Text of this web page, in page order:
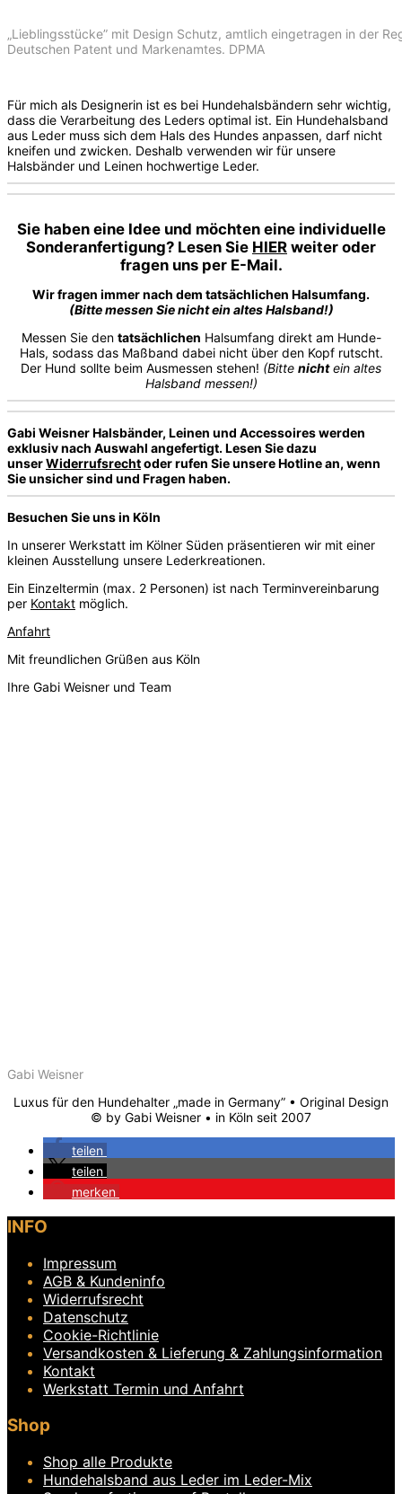
„Lieblingsstücke” mit Design Schutz, amtlich eingetragen in der
Deutschen Patent und Markenamtes. DPMA
Für mich als Designerin ist es bei Hundehalsbändern sehr wichtig,
dass die Verarbeitung des Leders optimal ist. Ein Hundehalsband
aus Leder muss sich dem Hals des Hundes anpassen, darf nicht
kneifen und zwicken. Deshalb verwenden wir für unsere
Halsbänder und Leinen hochwertige Leder.
Sie haben eine Idee und möchten eine individuelle
Sonderanfertigung? Lesen Sie HIER weiter oder
fragen uns per E-Mail.
Wir fragen immer nach dem tatsächlichen Halsumfang.
(Bittemessen Sienicht ein altes Halsband!)
Messen Sie den tatsächlichen Halsumfang direkt am Hunde-
Hals, sodass das Maßband dabei nicht über den Kopf rutscht.
Der Hund sollte beim Ausmessen stehen! (Bitte nichtein altes
Halsband messen!)
Gabi Weisner Halsbänder, Leinen und Accessoires werden
exklusiv nach Auswahl angefertigt. Lesen Sie dazu
unserWiderrufsrechtoder rufen Sie unsere Hotline an, wenn
Sie unsicher sind und Fragen haben.
Besuchen Sie uns in Köln
In unserer Werkstatt im Kölner Süden präsentieren wir mit einer
kleinen Ausstellung unsere Lederkreationen.
Ein Einzeltermin (max. 2 Personen) ist nach Terminvereinbarung
per Kontakt möglich.
Anfahrt
Mit freundlichen Grüßen aus Köln
Ihre Gabi Weisner und Team
Gabi Weisner
Luxus für den Hundehalter „made in Germany” • Original Design
© by Gabi Weisner • in Köln seit 2007
teilen
teilen
merken
INFO
Impressum
AGB & Kundeninfo
Widerrufsrecht
Datenschutz
Cookie-Richtlinie
Versandkosten & Lieferung & Zahlungsinformation
Kontakt
Werkstatt Termin und Anfahrt
Shop
Shop alle Produkte
Hundehalsband aus Leder im Leder-Mix